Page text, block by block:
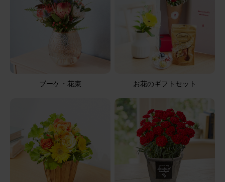
2025/08/12
ブルーミーユーザーさん
母の日
母の日に送った 大変、喜んでもらった
アレンジメント(黄)XSサイズ
2026/08/05
ブルーミーユーザーさん 60代
自宅用
ブーケ・花束 お花のギフトセット